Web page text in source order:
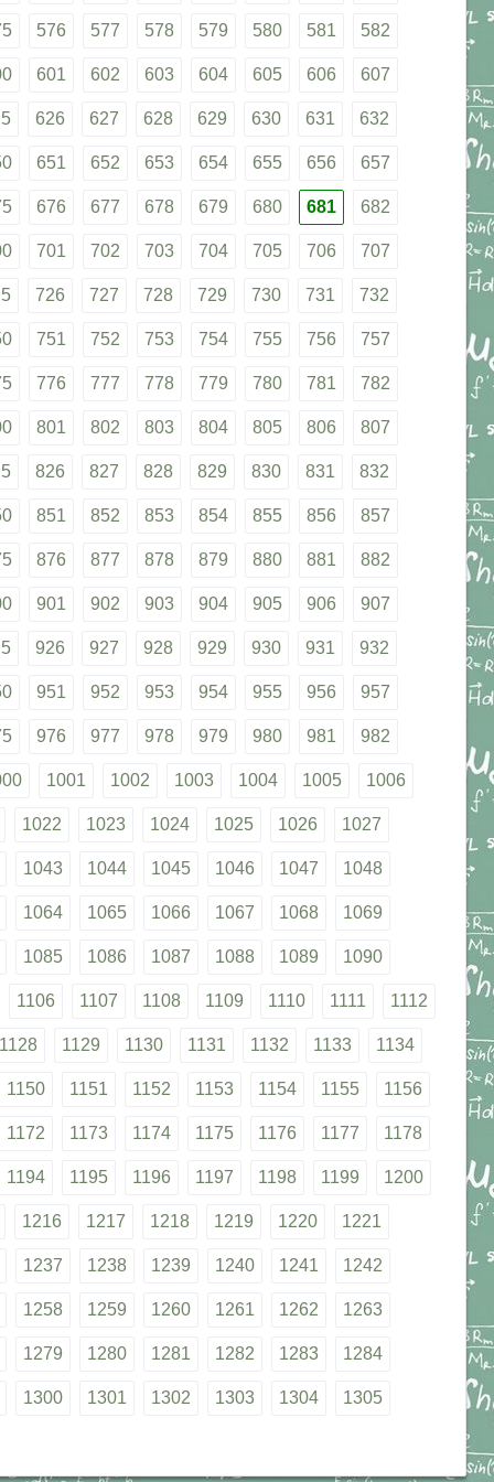
576 577 578 579 580 581 582
601 602 603 604 605 606 607
626 627 628 629 630 631 632
651 652 653 654 655 656 657
676 677 678 679 680 681 682
701 702 703 704 705 706 707
726 727 728 729 730 731 732
751 752 753 754 755 756 757
776 777 778 779 780 781 782
801 802 803 804 805 806 807
826 827 828 829 830 831 832
851 852 853 854 855 856 857
876 877 878 879 880 881 882
901 902 903 904 905 906 907
926 927 928 929 930 931 932
951 952 953 954 955 956 957
976 977 978 979 980 981 982
1001 1002 1003 1004 1005 1006
1022 1023 1024 1025 1026 1027
1043 1044 1045 1046 1047 1048
1064 1065 1066 1067 1068 1069
1085 1086 1087 1088 1089 1090
1106 1107 1108 1109 1110 1111 1112
1128 1129 1130 1131 1132 1133 1134
1150 1151 1152 1153 1154 1155 1156
1172 1173 1174 1175 1176 1177 1178
1194 1195 1196 1197 1198 1199 1200
1216 1217 1218 1219 1220 1221
1237 1238 1239 1240 1241 1242
1258 1259 1260 1261 1262 1263
1279 1280 1281 1282 1283 1284
1300 1301 1302 1303 1304 1305